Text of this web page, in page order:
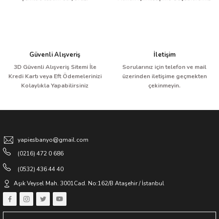
Bu ürüne benzer farklı alternatifler olmalı.
BAĞIMSIZ KÜVET BATARYASI KROM
Güvenli Alışveriş
3D Güvenli Alışveriş Sitemi İle
Kredi Kartı veya Eft Ödemelerinizi
Kolaylıkla Yapabilirsiniz
İletişim
Sorularınız için telefon ve mail
üzerinden iletişime geçmekten
çekinmeyin.
yapiesbanyo@gmail.com
(0216) 472 0 686
(0532) 436 44 40
Aşık Veysel Mah. 3001Cad. No:162/B Ataşehir / İstanbul